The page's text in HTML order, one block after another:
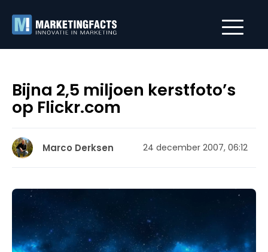
Bijna 2,5 miljoen kerstfoto’s
op Flickr.com
Marco Derksen 24 december 2007, 06:12